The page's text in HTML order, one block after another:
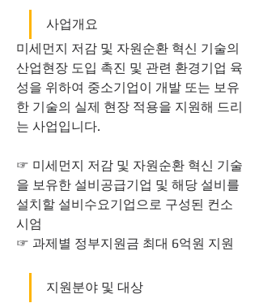
사업개요
미세먼지 저감 및 자원순환 혁신 기술의
산업현장 도입 촉진 및 관련 환경기업 육
성을 위하여 중소기업이 개발 또는 보유
한 기술의 실제 현장 적용을 지원해 드리
는 사업입니다.
☞ 미세먼지 저감 및 자원순환 혁신 기술
을 보유한 설비공급기업 및 해당 설비를
설치할 설비수요기업으로 구성된 컨소
시엄
☞ 과제별 정부지원금 최대 6억원 지원
지원분야 및 대상